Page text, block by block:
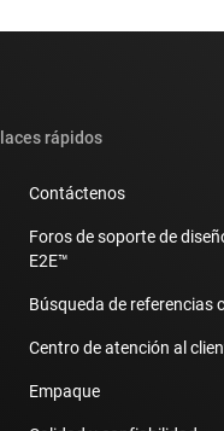
rápidos
Contáctenos
Foros de soporte de
E2E™
Búsqueda de referencias
Centro de atención al
Empaque